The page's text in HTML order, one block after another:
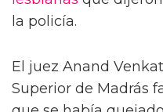
la policía.
El juez Anand
Superior de Madrás